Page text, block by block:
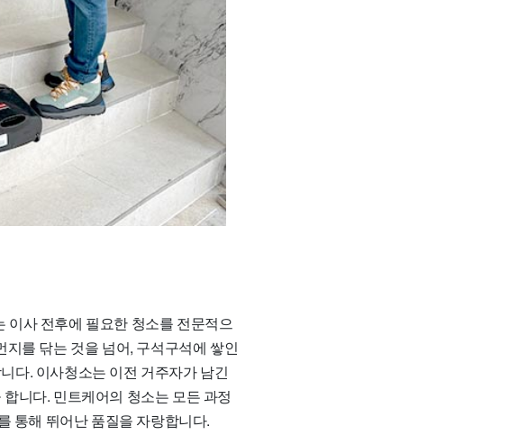
이사 전후에 필요한 청소를 전문적으
를 닦는 것을 넘어, 구석구석에 쌓인
다. 이사청소는 이전 거주자가 남긴
니다. 민트케어의 청소는 모든 과정
통해 뛰어난 품질을 자랑합니다.